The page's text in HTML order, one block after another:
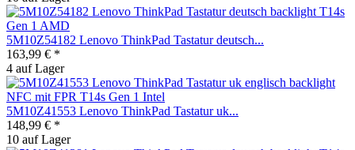
5M10Z54182 Lenovo ThinkPad Tastatur deutsch...
163,99 € *
4 auf Lager
5M10Z41553 Lenovo ThinkPad Tastatur uk...
148,99 € *
10 auf Lager